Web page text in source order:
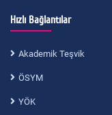
Hızlı Bağlantılar
Akademik Teşvik
ÖSYM
YÖK